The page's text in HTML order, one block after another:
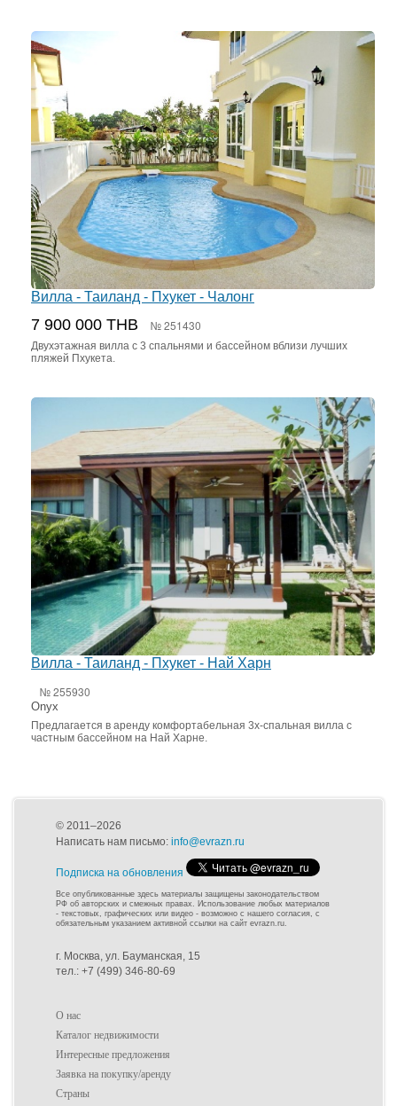
Вилла - Таиланд - Пхукет - Чалонг
7 900 000 THB № 251430
Двухэтажная вилла с 3 спальнями и бассейном вблизи лучших
пляжей Пхукета.
Вилла - Таиланд - Пхукет - Най Харн
№ 255930
Onyx
Предлагается в аренду комфортабельная 3х-спальная вилла с
частным бассейном на Най Харне.
© 2011–2026
Написать нам письмо: info@evrazn.ru
Подписка на обновления
Все опубликованные здесь материалы защищены законодательством
РФ об авторских и смежных правах. Использование любых материалов
- текстовых, графических или видео - возможно с нашего согласия, с
обязательным указанием активной ссылки на сайт evrazn.ru.
г. Москва, ул. Бауманская, 15
тел.: +7 (499) 346-80-69
О нас
Каталог недвижимости
Интересные предложения
Заявка на покупку/аренду
Страны